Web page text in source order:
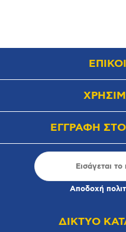
ΕΓΓΡΑΦΗ ΣΤΟ
Αποδοχή
ΔΙΚΤΥΟ